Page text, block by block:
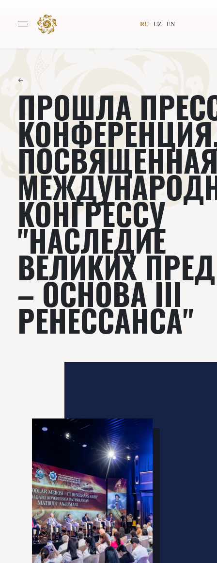
RU UZ EN
Всемирное общество
Издательство Новости
Проекты Подкасты
Книги Видеолекторий
←
ПРОШЛА
КОНГРЕССУ
"НАСЛЕДИЕ
ВЕЛИКИХ
– ОСНОВА III
РЕНЕССАНСА"